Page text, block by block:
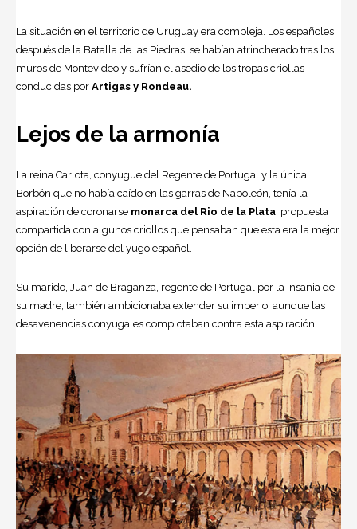
La situación en el territorio de Uruguay era compleja. Los españoles,
después de la Batalla de las Piedras, se habían atrincherado tras los
muros de Montevideo y sufrían el asedio de los tropas criollas
conducidas por Artigas y Rondeau.
Lejos de la armonía
La reina Carlota, conyugue del Regente de Portugal y la única
Borbón que no había caído en las garras de Napoleón, tenía la
aspiración de coronarse monarca del Rio de la Plata, propuesta
compartida con algunos criollos que pensaban que esta era la mejor
opción de liberarse del yugo español.
Su marido, Juan de Braganza, regente de Portugal por la insania de
su madre, también ambicionaba extender su imperio, aunque las
desavenencias conyugales complotaban contra esta aspiración.